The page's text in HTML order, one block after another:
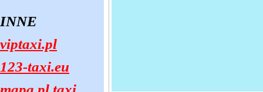
INNE
viptaxi.pl
123-taxi.eu